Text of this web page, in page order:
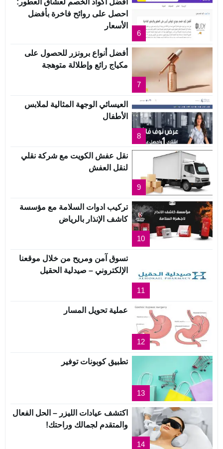
6
أفضل أكواد الخصم لعشاق العطور:
احصل على روائح فاخرة بأفضل
الأسعار
7
أفضل أنواع برونزر للحصول على
مكياج رائع وإطلالة متوهجة
8
العيسائي الوجهة المثالية لملابس
الأطفال
9
نقل عفش الكويت مع شركة نقلي
لنقل العفش
10
تركيب ادوات السلامة مع مؤسسة
كاشف الإنذار بالرياض
11
تسوق آمن ومريح من خلال موقعنا
الإلكتروني – صيدلية الحقيل
12
عملية تحويل المسار
13
تطبيق كوبونات توفير
14
اكتشف عيادات الليزر – الحل الفعال
والمتقدم لجمالك وراحتك!